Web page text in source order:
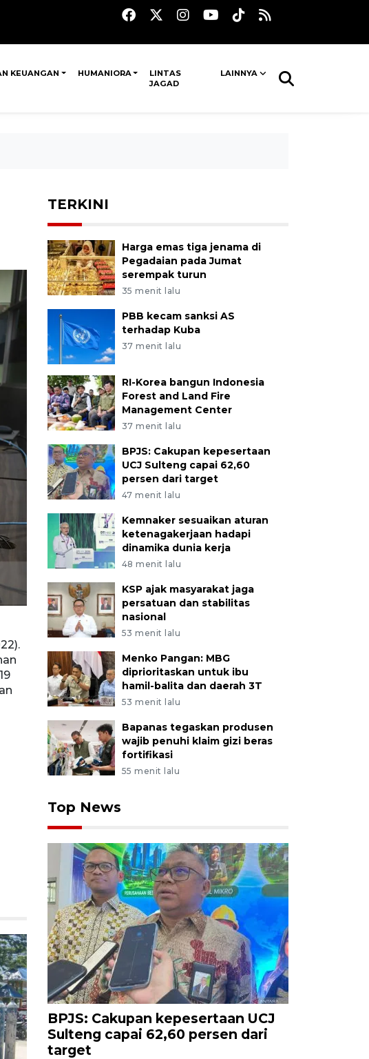
KEUANGAN HUMANIORA
LINTAS
JAGAD
LAINNYA
Sejumlah calon penumpang antre untuk verifikasi syarat
Pemerintah setempat memperketat pengawasan syarat
baik udara, darat, maupun laut seperti sertifikat vaksin dan
menyusul melonjaknya kasus positif COVID-19 di daerah
terakhir. AANTARA/Basri Marzuki
TERKINI
Harga emas tiga jenama di
Pegadaian pada Jumat
serempak turun
35 menit lalu
PBB kecam sanksi AS
terhadap Kuba
37 menit lalu
RI-Korea bangun Indonesia
Forest and Land Fire
Management Center
37 menit lalu
BPJS: Cakupan kepesertaan
UCJ Sulteng capai 62,60
persen dari target
47 menit lalu
Kemnaker sesuaikan aturan
ketenagakerjaan hadapi
dinamika dunia kerja
48 menit lalu
KSP ajak masyarakat jaga
persatuan dan stabilitas
nasional
53 menit lalu
Menko Pangan: MBG
diprioritaskan untuk ibu
hamil-balita dan daerah 3T
53 menit lalu
Bapanas tegaskan produsen
wajib penuhi klaim gizi beras
fortifikasi
55 menit lalu
Top News
BPJS: Cakupan kepesertaan UCJ
Sulteng capai 62,60 persen dari
target